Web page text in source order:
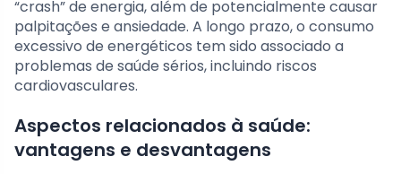
“crash” de energia, além de potencialmente causar
palpitações e ansiedade. A longo prazo, o consumo
excessivo de energéticos tem sido associado a
problemas de saúde sérios, incluindo riscos
cardiovasculares.
Aspectos relacionados à saúde:
vantagens e desvantagens